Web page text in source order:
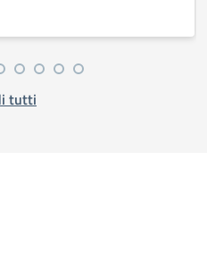
tutti